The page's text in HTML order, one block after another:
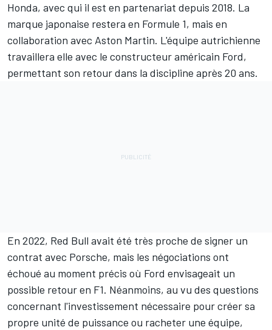
Honda, avec qui il est en partenariat depuis 2018. La
marque japonaise restera en Formule 1, mais en
collaboration avec Aston Martin. L'équipe autrichienne
travaillera elle avec le constructeur américain Ford,
permettant son retour dans la discipline après 20 ans.
En 2022, Red Bull avait été très proche de signer un
contrat avec Porsche, mais les négociations ont
échoué au moment précis où Ford envisageait un
possible retour en F1. Néanmoins, au vu des questions
concernant l'investissement nécessaire pour créer sa
propre unité de puissance ou racheter une équipe,